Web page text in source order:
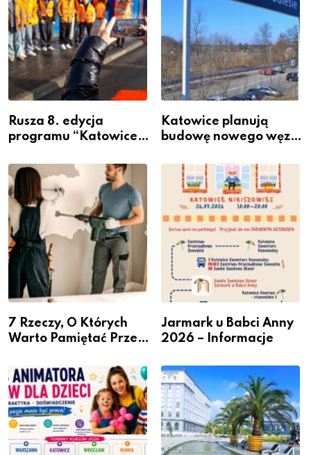
Rusza 8. edycja
programu “Katowice
– nabór dla
przedsiębiorców
Katowice planują
budowę nowego węzła
Podlesiu
7 Rzeczy, O Których
Warto Pamiętać Przed
Jarmark u Babci Anny
2026 – Informacje